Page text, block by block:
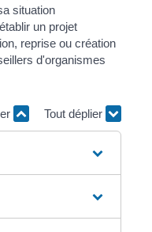
situation
un projet
reprise ou création
d'organismes
Tout déplier